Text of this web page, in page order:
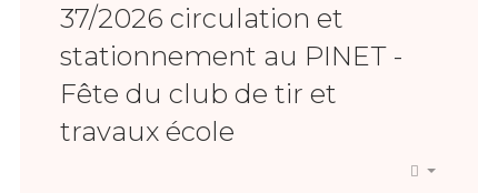
37/2026 circulation et
stationnement au PINET -
Fête du club de tir et
travaux école